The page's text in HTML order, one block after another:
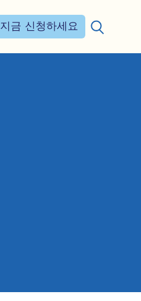
지금 신청하세요
검색: